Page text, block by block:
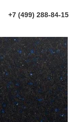
+7 (499) 288-84-15